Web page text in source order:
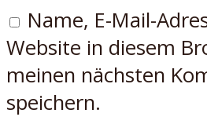
Name, E-Mail-
Website in diesem
meinen nächsten
speichern.